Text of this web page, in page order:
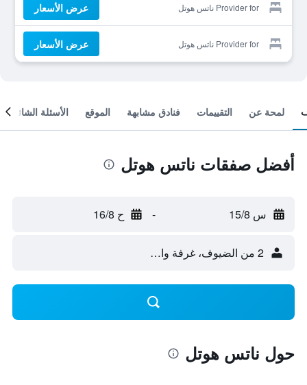
Provider for ناتس هوتل عرض الأسعار
Provider for ناتس هوتل عرض الأسعار
لمحة عن التقييمات فنادق مشابهة الموقع الأسئلة الشائعة
أفضل صفقات ناتس هوتل
س 15/8 - ح 16/8
2 من الضيوف، غرفة واحدة
حول ناتس هوتل